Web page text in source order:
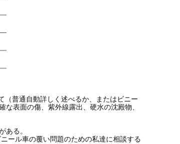
（普通自動詳しく述べるか、またはビニー
表面の傷、紫外線露出、硬水の沈殿物、
る。
ール車の覆い問題のための私達に相談する